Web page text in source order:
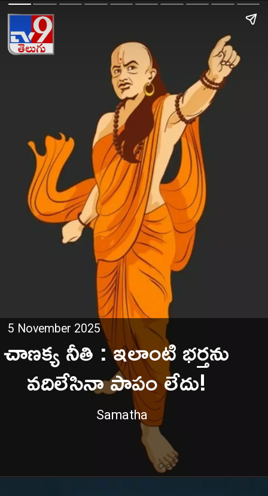
చాణక్య నీతి : ఇలాంటి భర్తను
వదిలేసినా పాపం లేదు!
Samatha
5 November 2025